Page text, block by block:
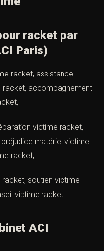
racket,
racket, peine ferme
biens racket,
interdiction droits
racket,
peine extorsion simple
racket par
racket, assistance